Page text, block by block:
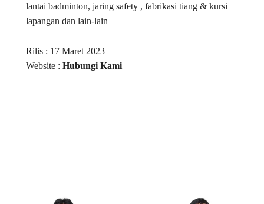
lantai badminton, jaring safety , fabrikasi tiang & kursi
lapangan dan lain-lain
Rilis : 17 Maret 2023
Website : Hubungi Kami